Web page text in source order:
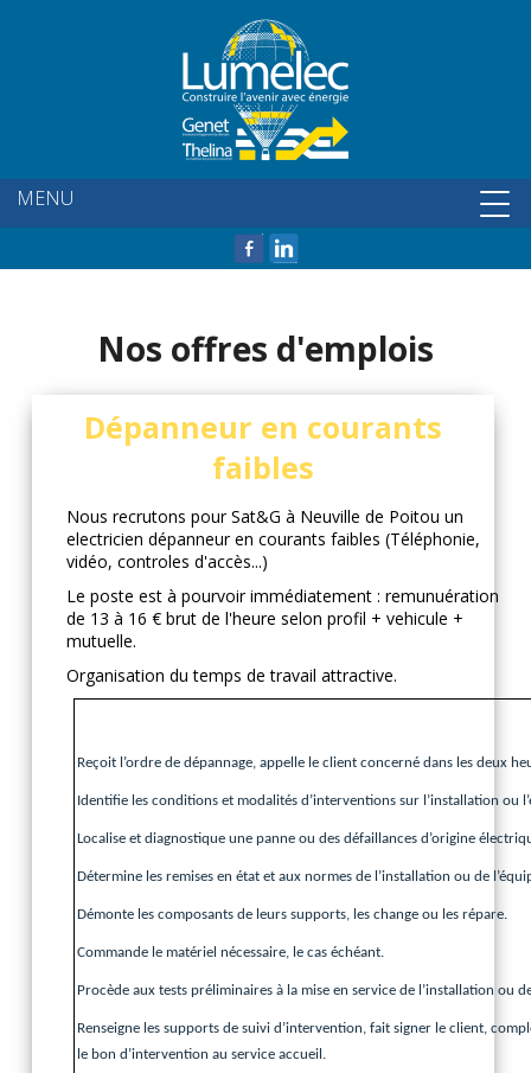
MENU
ACCUEIL
PRÉSENTATION
ELECTRICITÉ BÂTIMENT
ELECTRICITÉ INDUSTRIE
SÉCURITÉ PROTECTION
LOGEMENT COLLECTIF
NOS RÉALISATIONS
ACTUALITÉS
PARRAINAGE
GENET
Nos offres d'emplois
Dépanneur en courants
faibles
Nous recrutons pour Sat&G à Neuville de Poitou un
electricien dépanneur en courants faibles (Téléphonie,
vidéo, controles d'accès...)
Le poste est à pourvoir immédiatement : remunuération
de 13 à 16 € brut de l'heure selon profil + vehicule +
mutuelle.
Organisation du temps de travail attractive.
Reçoit l’ordre de dépannage, appelle le client concerné dans les deux
Identifie les conditions et modalités d’interventions sur l’installation ou
Localise et diagnostique une panne ou des défaillances d’origine
Détermine les remises en état et aux normes de l’installation ou de
Démonte les composants de leurs supports, les change ou les répare.
Commande le matériel nécessaire, le cas échéant.
Procède aux tests préliminaires à la mise en service de l’installation ou
Renseigne les supports de suivi d’intervention, fait signer le client,
le bon d’intervention au service accueil.